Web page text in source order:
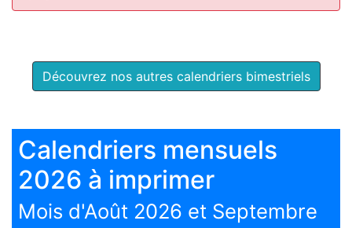
Découvrez nos autres calendriers bimestriels
Calendriers mensuels
2026 à imprimer
Mois d'Août 2026 et Septembre